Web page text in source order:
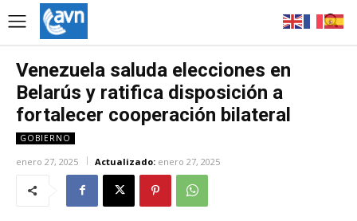
Venezuela saluda elecciones en
Belarús y ratifica disposición a
fortalecer cooperación bilateral
GOBIERNO
enero 27, 2025 Actualizado: enero 27, 2025